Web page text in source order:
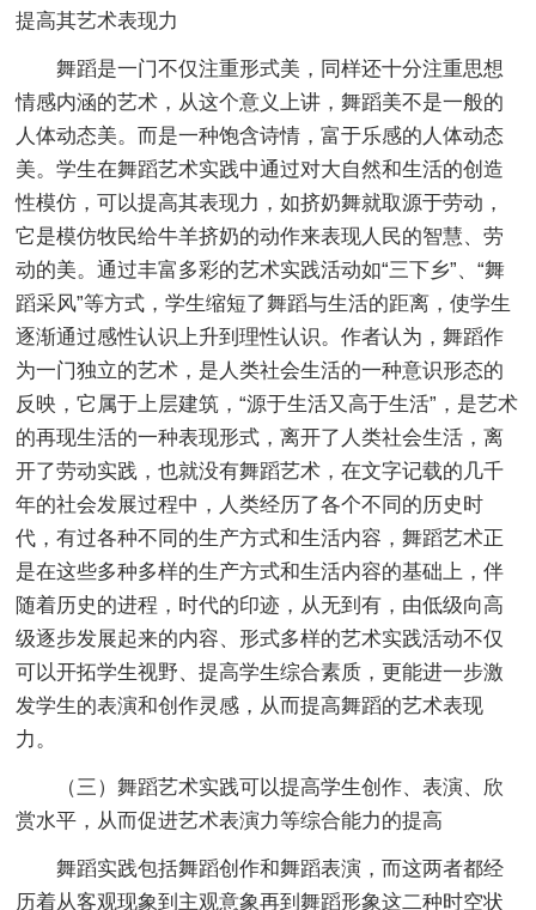
提高其艺术表现力
舞蹈是一门不仅注重形式美，同样还十分注重思想
情感内涵的艺术，从这个意义上讲，舞蹈美不是一般的
人体动态美。而是一种饱含诗情，富于乐感的人体动态
美。学生在舞蹈艺术实践中通过对大自然和生活的创造
性模仿，可以提高其表现力，如挤奶舞就取源于劳动，
它是模仿牧民给牛羊挤奶的动作来表现人民的智慧、劳
动的美。通过丰富多彩的艺术实践活动如“三下乡”、“舞
蹈采风”等方式，学生缩短了舞蹈与生活的距离，使学生
逐渐通过感性认识上升到理性认识。作者认为，舞蹈作
为一门独立的艺术，是人类社会生活的一种意识形态的
反映，它属于上层建筑，“源于生活又高于生活”，是艺术
的再现生活的一种表现形式，离开了人类社会生活，离
开了劳动实践，也就没有舞蹈艺术，在文字记载的几千
年的社会发展过程中，人类经历了各个不同的历史时
代，有过各种不同的生产方式和生活内容，舞蹈艺术正
是在这些多种多样的生产方式和生活内容的基础上，伴
随着历史的进程，时代的印迹，从无到有，由低级向高
级逐步发展起来的内容、形式多样的艺术实践活动不仅
可以开拓学生视野、提高学生综合素质，更能进一步激
发学生的表演和创作灵感，从而提高舞蹈的艺术表现
力。
（三）舞蹈艺术实践可以提高学生创作、表演、欣
赏水平，从而促进艺术表演力等综合能力的提高
舞蹈实践包括舞蹈创作和舞蹈表演，而这两者都经
历着从客观现象到主观意象再到舞蹈形象这二种时空状